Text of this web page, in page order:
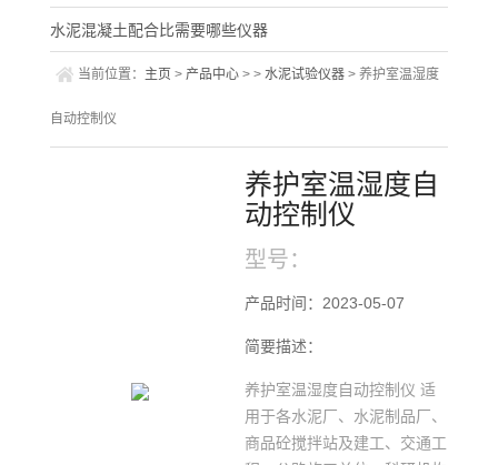
水泥混凝土配合比需要哪些仪器
当前位置： 主页 > 产品中心 > > 水泥试验仪器 > 养护室温湿度
自动控制仪
养护室温湿度自
动控制仪
型号：
产品时间：2023-05-07
简要描述：
养护室温湿度自动控制仪 适
用于各水泥厂、水泥制品厂、
商品砼搅拌站及建工、交通工